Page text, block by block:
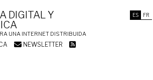
ES FR
DIGITAL Y
UNA INTERNET DISTRIBUIDA
NEWSLETTER